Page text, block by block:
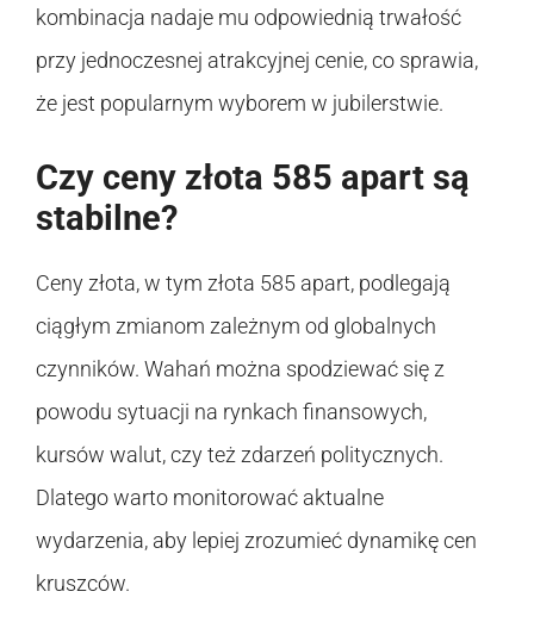
kombinacja nadaje mu odpowiednią trwałość
przy jednoczesnej atrakcyjnej cenie, co sprawia,
że jest popularnym wyborem w jubilerstwie.
Czy ceny złota 585 apart są
stabilne?
Ceny złota, w tym złota 585 apart, podlegają
ciągłym zmianom zależnym od globalnych
czynników. Wahań można spodziewać się z
powodu sytuacji na rynkach finansowych,
kursów walut, czy też zdarzeń politycznych.
Dlatego warto monitorować aktualne
wydarzenia, aby lepiej zrozumieć dynamikę cen
kruszców.